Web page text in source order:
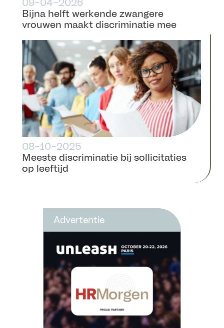
Bijna helft werkende zwangere
vrouwen maakt discriminatie mee
08-10-2025
Meeste discriminatie bij sollicitaties
op leeftijd
Advertentie